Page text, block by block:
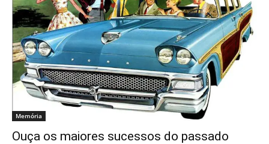
Memória
Ouça os maiores sucessos do passado